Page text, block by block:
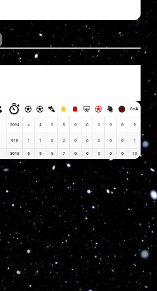
G+A G x PJ
2094 4 4 5 5 0 0 0 0 0 9 0.15
918 1 1 0 2 0 0 0 0 0 1 0.07
3012 5 5 5 7 0 0 0 0 0 10